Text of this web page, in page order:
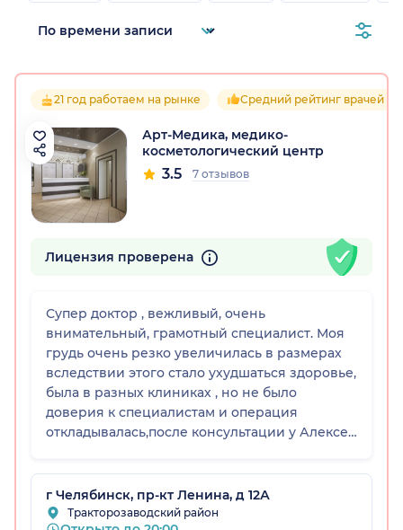
21 год работаем на рынке Средний рейтинг врачей 4.4
Арт-Медика, медико-
косметологический центр
3.5 7 отзывов
Лицензия проверена
Супер доктор , вежливый, очень
внимательный, грамотный специалист. Моя
грудь очень резко увеличилась в размерах
вследствии этого стало ухудшаться здоровье,
была в разных клиниках , но не было
доверия к специалистам и операция
откладывалась,после консультации у Алексея
операции по уменьшению груди. Врач все
подробно и поэтапно разъяснил: о
подготовке к операции ,как будет проходить
г Челябинск, пр-кт Ленина, д 12А
Тракторозаводский район